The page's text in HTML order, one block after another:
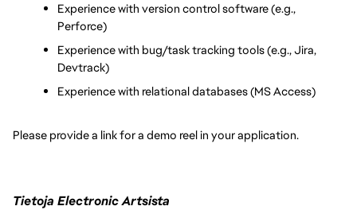
Experience with version control software (e.g.,
Perforce)
Experience with bug/task tracking tools (e.g., Jira,
Devtrack)
Experience with relational databases (MS Access)
Please provide a link for a demo reel in your application.
Tietoja Electronic Artsista